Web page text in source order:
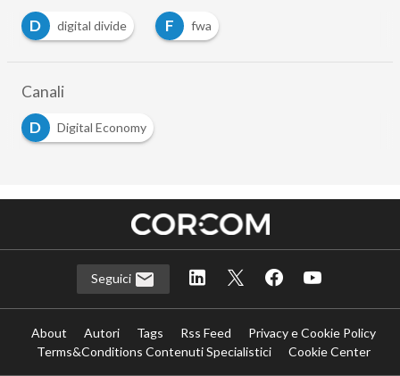
D
digital divide F fwa
Canali
D
Digital Economy
Seguici
About Autori Tags Rss Feed
Privacy e Cookie Policy
Terms&Conditions Contenuti Specialistici
Cookie Center